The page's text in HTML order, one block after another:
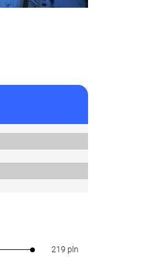
219 pln